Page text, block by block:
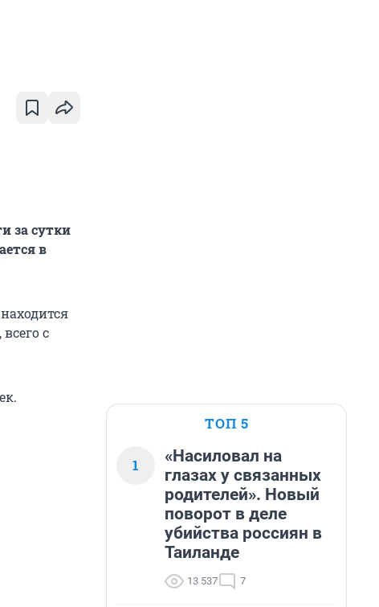
за сутки
в
с
ТОП 5
1
«Насиловал на
глазах у связанных
родителей». Новый
поворот в деле
убийства россиян в
Таиланде
13 537 7